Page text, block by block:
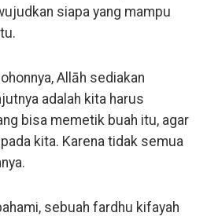
siapa yang mampu
Allāh sediakan
adalah kita harus
bisa memetik buah itu, agar
kita. Karena tidak semua
sebuah fardhu kifayah